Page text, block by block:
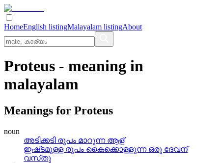
HomeEnglish listingMalayalam listingAbout
Proteus - meaning in
malayalam
Meanings for Proteus
noun
അടിക്കടി രൂപം മാറുന്ന ആള്
ഇഷ്‌ടമുള്ള രൂപം കൈക്കൊള്ളുന്ന ഒരു ദേവന്
വസ്‌തു